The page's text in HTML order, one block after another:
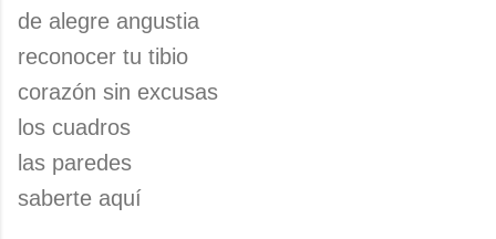
de alegre angustia
reconocer tu tibio
corazón sin excusas
los cuadros
las paredes
saberte aquí